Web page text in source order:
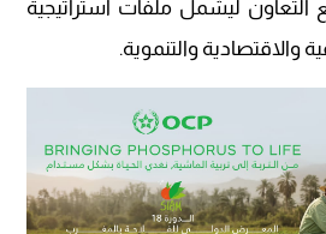
التعاون ليشمل ملفات استراتيجية
والاقتصادية والتنموية.